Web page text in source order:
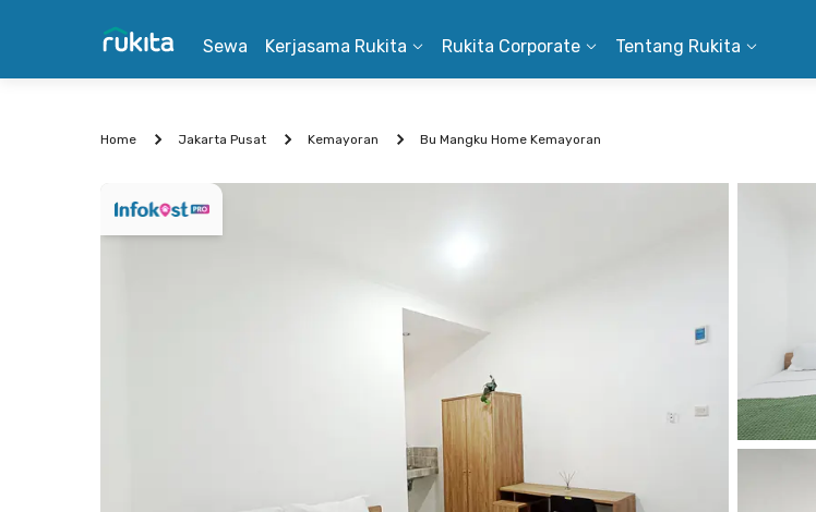
Sewa Kerjasama Rukita Rukita Corporate Tentang Rukita
Home Jakarta Pusat Kemayoran Bu Mangku Home Kemayoran